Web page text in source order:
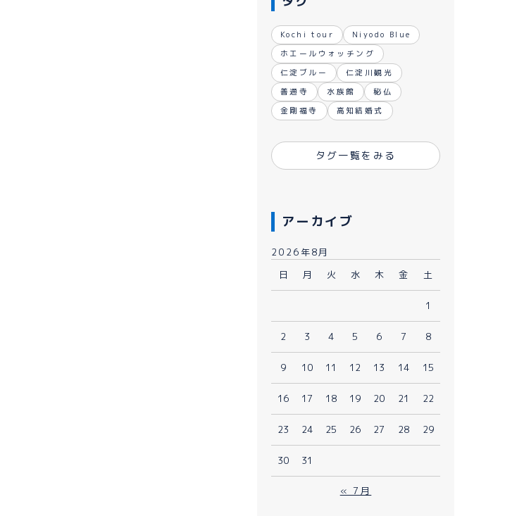
080-1481-9900
メールで予約 WEBで予約
Kochi tour
Niyodo Blue
ホエールウォッチング
仁淀ブルー
仁淀川観光
善通寺
水族館
秘仏
金剛福寺
高知結婚式
タグ一覧をみる
アーカイブ
2026年8月
日
月 火 水 木 金 土
1
2 3 4 5 6 7 8
9 10 11 12 13 14 15
16 17 18 19 20 21 22
23 24 25 26 27 28 29
30 31
« 7月